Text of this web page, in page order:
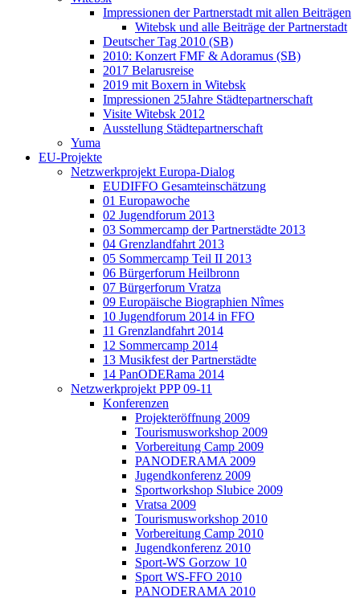
Impressionen der Partnerstadt mit allen Beiträgen
Witebsk und alle Beiträge der Partnerstadt
Deutscher Tag 2010 (SB)
2010: Konzert FMF & Adoramus (SB)
2017 Belarusreise
2019 mit Boxern in Witebsk
Impressionen 25Jahre Städtepartnerschaft
Visite Witebsk 2012
Ausstellung Städtepartnerschaft
Yuma
EU-Projekte
Netzwerkprojekt Europa-Dialog
EUDIFFO Gesamteinschätzung
01 Europawoche
02 Jugendforum 2013
03 Sommercamp der Partnerstädte 2013
04 Grenzlandfahrt 2013
05 Sommercamp Teil II 2013
06 Bürgerforum Heilbronn
07 Bürgerforum Vratza
09 Europäische Biographien Nîmes
10 Jugendforum 2014 in FFO
11 Grenzlandfahrt 2014
12 Sommercamp 2014
13 Musikfest der Partnerstädte
14 PanODERama 2014
Netzwerkprojekt PPP 09-11
Konferenzen
Projekteröffnung 2009
Tourismusworkshop 2009
Vorbereitung Camp 2009
PANODERAMA 2009
Jugendkonferenz 2009
Sportworkshop Slubice 2009
Vratsa 2009
Tourismusworkshop 2010
Vorbereitung Camp 2010
Jugendkonferenz 2010
Sport-WS Gorzow 10
Sport WS-FFO 2010
PANODERAMA 2010